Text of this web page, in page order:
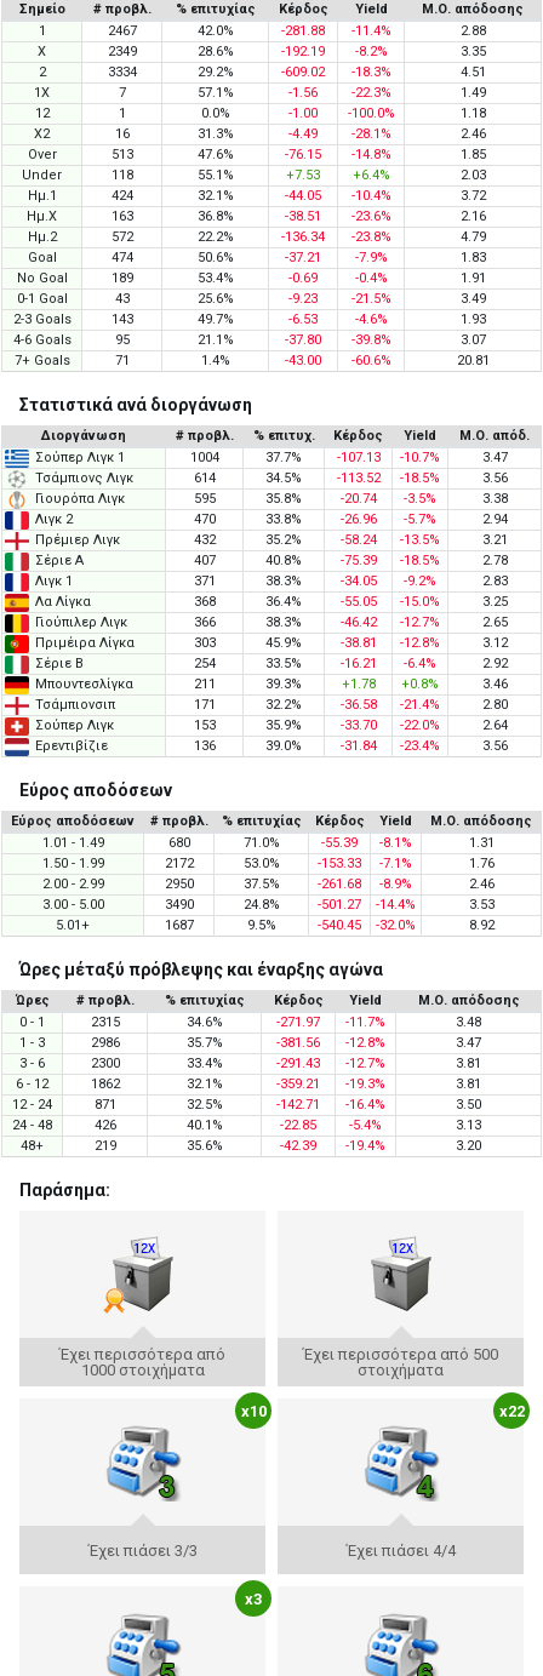
Σημείο # προβλ. % επιτυχίας Κέρδος Yield
Μ.Ο. απόδοσης
1
2467 42.0% -281.88 -11.4%
2.88
X
2349 28.6% -192.19 -8.2%
3.35
2
3334 29.2% -609.02 -18.3%
4.51
1X
7 57.1% -1.56 -22.3%
1.49
12
1 0.0% -1.00 -100.0%
1.18
X2
16 31.3% -4.49 -28.1%
2.46
Over
513 47.6% -76.15 -14.8%
1.85
Under
118 55.1% +7.53 +6.4%
2.03
Ημ.1
424 32.1% -44.05 -10.4%
3.72
Ημ.X
163 36.8% -38.51 -23.6%
2.16
Ημ.2
572 22.2% -136.34 -23.8%
4.79
Goal
474 50.6% -37.21 -7.9%
1.83
No Goal
189 53.4% -0.69 -0.4%
1.91
0-1 Goal
43 25.6% -9.23 -21.5%
3.49
2-3 Goals
143 49.7% -6.53 -4.6%
1.93
4-6 Goals
95 21.1% -37.80 -39.8%
3.07
7+ Goals
71 1.4% -43.00 -60.6% 20.81
Στατιστικά ανά διοργάνωση
Διοργάνωση # προβλ. % επιτυχ. Κέρδος Yield
Μ.Ο. απόδ.
Σούπερ Λιγκ 1
1004 37.7% -107.13 -10.7%
3.47
Τσάμπιονς Λιγκ
614 34.5% -113.52 -18.5%
3.56
Γιουρόπα Λιγκ
595 35.8% -20.74 -3.5%
3.38
Λιγκ 2
470 33.8% -26.96 -5.7%
2.94
Πρέμιερ Λιγκ
432 35.2% -58.24 -13.5%
3.21
Σέριε Α
407 40.8% -75.39 -18.5%
2.78
Λιγκ 1
371 38.3% -34.05 -9.2%
2.83
Λα Λίγκα
368 36.4% -55.05 -15.0%
3.25
Γιούπιλερ Λιγκ
366 38.3% -46.42 -12.7%
2.65
Πριμέιρα Λίγκα
303 45.9% -38.81 -12.8%
3.12
Σέριε Β
254 33.5% -16.21 -6.4%
2.92
Μπουντεσλίγκα
211 39.3% +1.78 +0.8%
3.46
Τσάμπιονσιπ
171 32.2% -36.58 -21.4%
2.80
Σούπερ Λιγκ
153 35.9% -33.70 -22.0%
2.64
Ερεντιβίζιε
136 39.0% -31.84 -23.4% 3.56
Εύρος αποδόσεων
Εύρος αποδόσεων # προβλ. % επιτυχίας Κέρδος Yield
Μ.Ο. απόδοσης
1.01 - 1.49
680 71.0% -55.39 -8.1%
1.31
1.50 - 1.99
2172 53.0% -153.33 -7.1%
1.76
2.00 - 2.99
2950 37.5% -261.68 -8.9%
2.46
3.00 - 5.00
3490 24.8% -501.27 -14.4%
3.53
5.01+
1687 9.5% -540.45 -32.0% 8.92
Ώρες μέταξύ πρόβλεψης και έναρξης αγώνα
Ώρες # προβλ. % επιτυχίας Κέρδος Yield
Μ.Ο. απόδοσης
0 - 1
2315 34.6% -271.97 -11.7%
3.48
1 - 3
2986 35.7% -381.56 -12.8%
3.47
3 - 6
2300 33.4% -291.43 -12.7%
3.81
6 - 12
1862 32.1% -359.21 -19.3%
3.81
12 - 24
871 32.5% -142.71 -16.4%
3.50
24 - 48
426 40.1% -22.85 -5.4%
3.13
48+
219 35.6% -42.39 -19.4% 3.20
Παράσημα:
Έχει περισσότερα από
1000 στοιχήματα
Έχει περισσότερα από 500
στοιχήματα
x10
Έχει πιάσει 3/3
x22
Έχει πιάσει 4/4
x3